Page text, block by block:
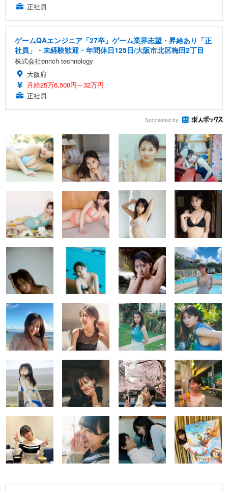
正社員
ゲームQAエンジニア「27卒」ゲーム業界志望・昇給あり「正
社員」・未経験歓迎・年間休日125日/大阪市北区梅田2丁目
株式会社enrich technology
大阪府
月給25万6,500円～32万円
正社員
Sponsored by